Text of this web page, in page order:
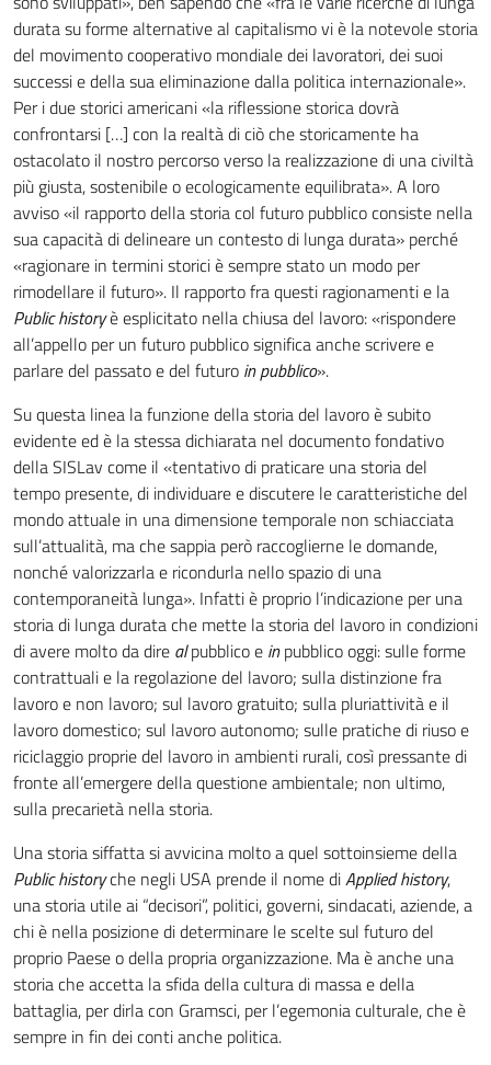
durata su forme alternative al capitalismo vi è la notevole storia
del movimento cooperativo mondiale dei lavoratori, dei suoi
successi e della sua eliminazione dalla politica internazionale».
Per i due storici americani «la riflessione storica dovrà
confrontarsi […] con la realtà di ciò che storicamente ha
ostacolato il nostro percorso verso la realizzazione di una civiltà
più giusta, sostenibile o ecologicamente equilibrata». A loro
avviso «il rapporto della storia col futuro pubblico consiste nella
sua capacità di delineare un contesto di lunga durata» perché
«ragionare in termini storici è sempre stato un modo per
rimodellare il futuro». Il rapporto fra questi ragionamenti e la
Public historyè esplicitato nella chiusa del lavoro: «rispondere
all’appello per un futuro pubblico significa anche scrivere e
parlare del passato e del futuro in pubblico».
Su questa linea la funzione della storia del lavoro è subito
evidente ed è la stessa dichiarata nel documento fondativo
della SISLav come il «tentativo di praticare una storia del
tempo presente, di individuare e discutere le caratteristiche del
mondo attuale in una dimensione temporale non schiacciata
sull’attualità, ma che sappia però raccoglierne le domande,
nonché valorizzarla e ricondurla nello spazio di una
contemporaneità lunga». Infatti è proprio l’indicazione per una
storia di lunga durata che mette la storia del lavoro in condizioni
di avere molto da dire alpubblico e inpubblico oggi: sulle forme
contrattuali e la regolazione del lavoro; sulla distinzione fra
lavoro e non lavoro; sul lavoro gratuito; sulla pluriattività e il
lavoro domestico; sul lavoro autonomo; sulle pratiche di riuso e
riciclaggio proprie del lavoro in ambienti rurali, così pressante di
fronte all’emergere della questione ambientale; non ultimo,
sulla precarietà nella storia.
Una storia siffatta si avvicina molto a quel sottoinsieme della
Public historyche negli USA prende il nome diApplied history,
una storia utile ai “decisori”, politici, governi, sindacati, aziende, a
chi è nella posizione di determinare le scelte sul futuro del
proprio Paese o della propria organizzazione. Ma è anche una
storia che accetta la sfida della cultura di massa e della
battaglia, per dirla con Gramsci, per l’egemonia culturale, che è
sempre in fin dei conti anche politica.